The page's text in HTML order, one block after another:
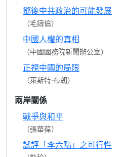
鄧後中共政治的可能發展
（毛鑄倫）
中國人權的真相
（中國國務院新聞辦公室）
正視中國的局限
（萊斯特‧布朗）
兩岸關係
戰爭與和平
（張華葆）
試評「李六點」之可行性